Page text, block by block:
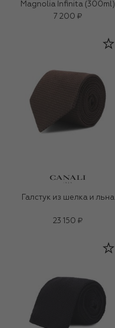
Magnolia Infinita (300ml)
7 200 ₽
Галстук из шелка и льна
23 150 ₽